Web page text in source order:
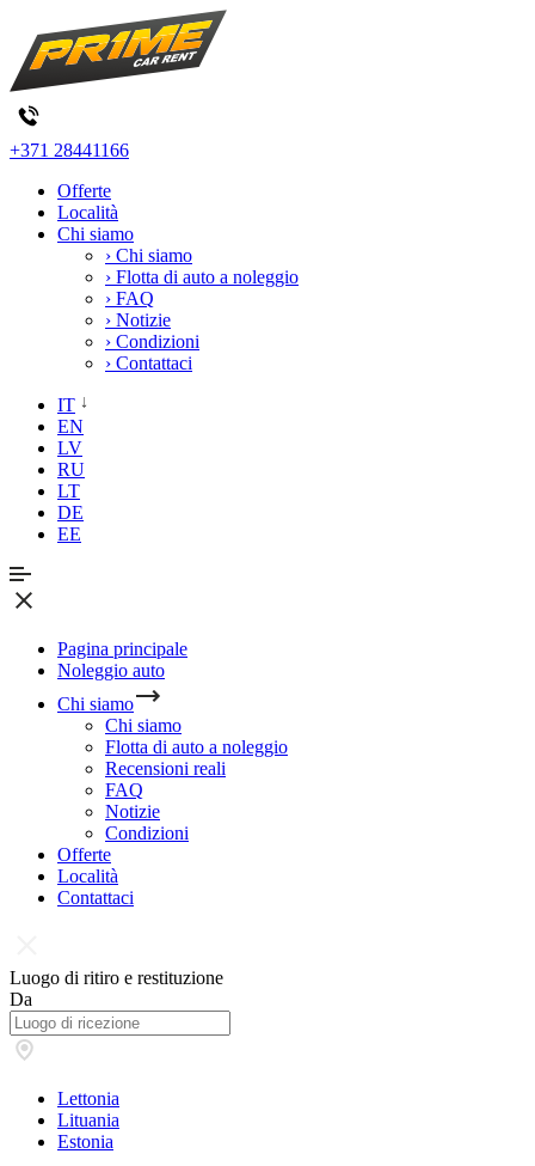
+371 28441166
Offerte
Località
Chi siamo
› Chi siamo
› Flotta di auto a noleggio
› FAQ
› Notizie
› Condizioni
› Contattaci
IT
EN
LV
RU
LT
DE
EE
Pagina principale
Noleggio auto
Chi siamo
Chi siamo
Flotta di auto a noleggio
Recensioni reali
FAQ
Notizie
Condizioni
Offerte
Località
Contattaci
Luogo di ritiro e restituzione
Da
Lettonia
Lituania
Estonia